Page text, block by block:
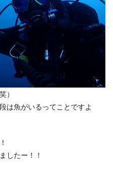
）
は魚がいるってことですよ
したー！！